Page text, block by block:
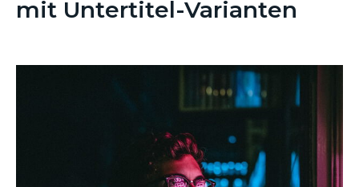
mit Untertitel-Varianten